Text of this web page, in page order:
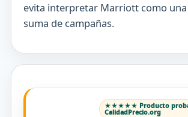
evita interpretar Marriott como
suma de campañas.
★★★★★ Producto
CalidadPrecio.org